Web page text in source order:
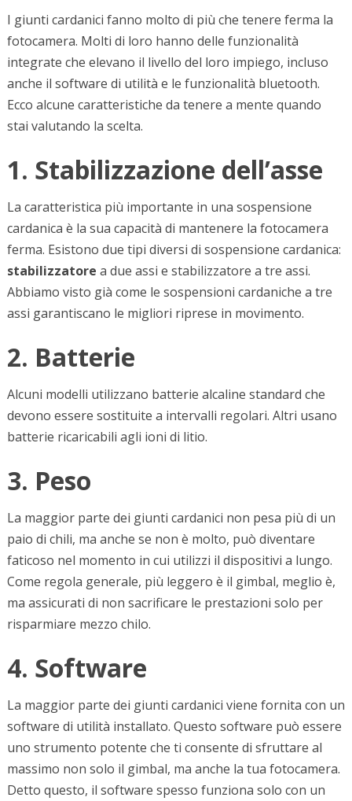
I giunti cardanici fanno molto di più che tenere ferma la
fotocamera. Molti di loro hanno delle funzionalità
integrate che elevano il livello del loro impiego, incluso
anche il software di utilità e le funzionalità bluetooth.
Ecco alcune caratteristiche da tenere a mente quando
stai valutando la scelta.
1. Stabilizzazione dell’asse
La caratteristica più importante in una sospensione
cardanica è la sua capacità di mantenere la fotocamera
ferma. Esistono due tipi diversi di sospensione cardanica:
stabilizzatore a due assi e stabilizzatore a tre assi.
Abbiamo visto già come le sospensioni cardaniche a tre
assi garantiscano le migliori riprese in movimento.
2. Batterie
Alcuni modelli utilizzano batterie alcaline standard che
devono essere sostituite a intervalli regolari. Altri usano
batterie ricaricabili agli ioni di litio.
3. Peso
La maggior parte dei giunti cardanici non pesa più di un
paio di chili, ma anche se non è molto, può diventare
faticoso nel momento in cui utilizzi il dispositivi a lungo.
Come regola generale, più leggero è il gimbal, meglio è,
ma assicurati di non sacrificare le prestazioni solo per
risparmiare mezzo chilo.
4. Software
La maggior parte dei giunti cardanici viene fornita con un
software di utilità installato. Questo software può essere
uno strumento potente che ti consente di sfruttare al
massimo non solo il gimbal, ma anche la tua fotocamera.
Detto questo, il software spesso funziona solo con un